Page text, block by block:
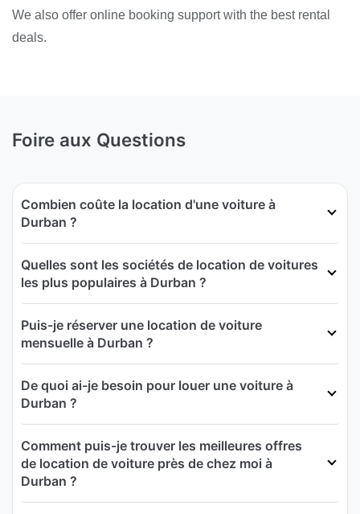
We also offer online booking support with the best rental
deals.
Foire aux Questions
Combien coûte la location d'une voiture à
Durban ?
Quelles sont les sociétés de location de voitures
les plus populaires à Durban ?
Puis-je réserver une location de voiture
mensuelle à Durban ?
De quoi ai-je besoin pour louer une voiture à
Durban ?
Comment puis-je trouver les meilleures offres
de location de voiture près de chez moi à
Durban ?